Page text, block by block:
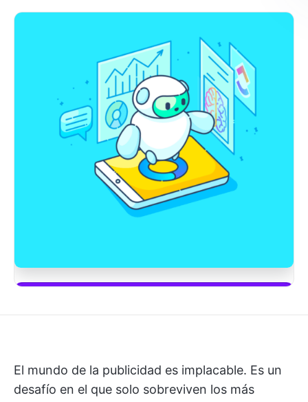
El mundo de la publicidad es implacable. Es un
desafío en el que solo sobreviven los más